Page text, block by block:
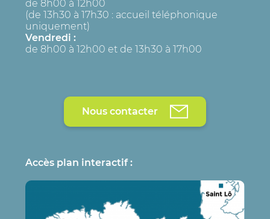
de 8h00 à 12h00
(de 13h30 à 17h30 : accueil téléphonique
uniquement)
Vendredi :
de 8h00 à 12h00 et de 13h30 à 17h00
Nous contacter
Accès plan interactif :